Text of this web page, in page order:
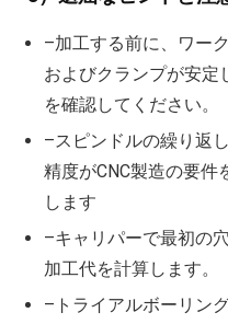
–加工する前に、ワー
およびクランプが安定
を確認してください。
–スピンドルの繰り返
精度がCNC製造の要件
します
–キャリパーで最初の
加工代を計算します。
–トライアルボーリン